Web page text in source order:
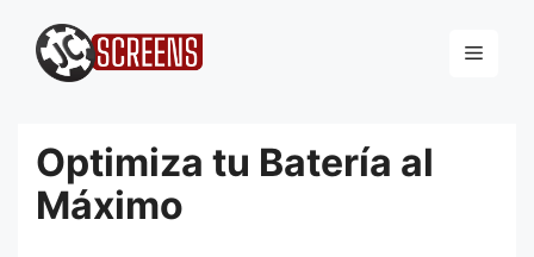
para
Menu
Optimiza tu Batería al
Máximo